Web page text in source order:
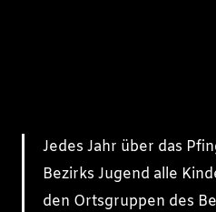
Jedes Jahr über das
Bezirks Jugend alle
den Ortsgruppen des